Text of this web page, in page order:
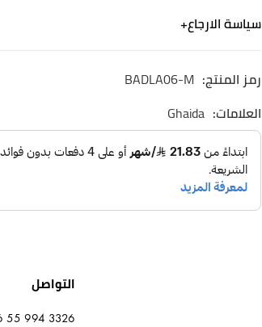
جلابية طويلة ،وأكمام طويلة ،ورقبة دائرية
يفضل لبس الاكسسوارات مثل الأقراط والساعات
تعليمات العناية: يغسل غسيل جاف للحفاظ علي
غسيل آلي لطيف. استخدم منظفًا خفيفًا وجففه
سياسة الارجاع
نشحن لجميع أنحاء المملكة العربية
التوصيل خلال ٢-٤ ايام
الاسترجاع والاستبدال
الاستبدال والاسترجاع مجاني
رمز المنتج: BADLA06-M
العلامات: Ghaida
التواصل
55 994 3326